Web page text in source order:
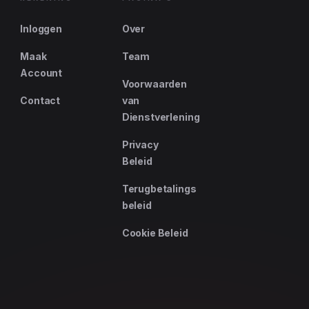
Inloggen
Maak
Account
Contact
Over
Team
Voorwaarden
van
Dienstverlening
Privacy
Beleid
Terugbetalings
beleid
Cookie Beleid